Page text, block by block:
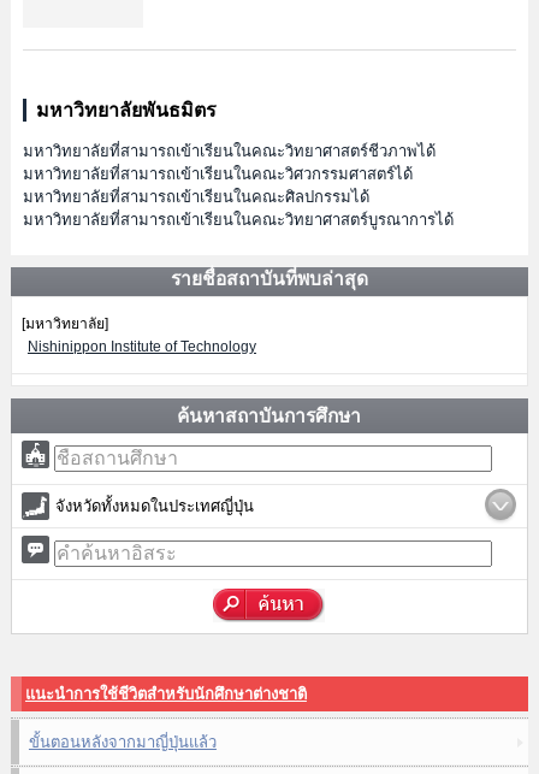
มหาวิทยาลัยพันธมิตร
มหาวิทยาลัยที่สามารถเข้าเรียนในคณะวิทยาศาสตร์ชีวภาพได้
มหาวิทยาลัยที่สามารถเข้าเรียนในคณะวิศวกรรมศาสตร์ได้
มหาวิทยาลัยที่สามารถเข้าเรียนในคณะศิลปกรรมได้
มหาวิทยาลัยที่สามารถเข้าเรียนในคณะวิทยาศาสตร์บูรณาการได้
รายชื่อสถาบันที่พบล่าสุด
[มหาวิทยาลัย]
Nishinippon Institute of Technology
ค้นหาสถาบันการศึกษา
จังหวัดทั้งหมดในประเทศญี่ปุ่น
แนะนำการใช้ชีวิตสำหรับนักศึกษาต่างชาติ
ขั้นตอนหลังจากมาญี่ปุ่นแล้ว